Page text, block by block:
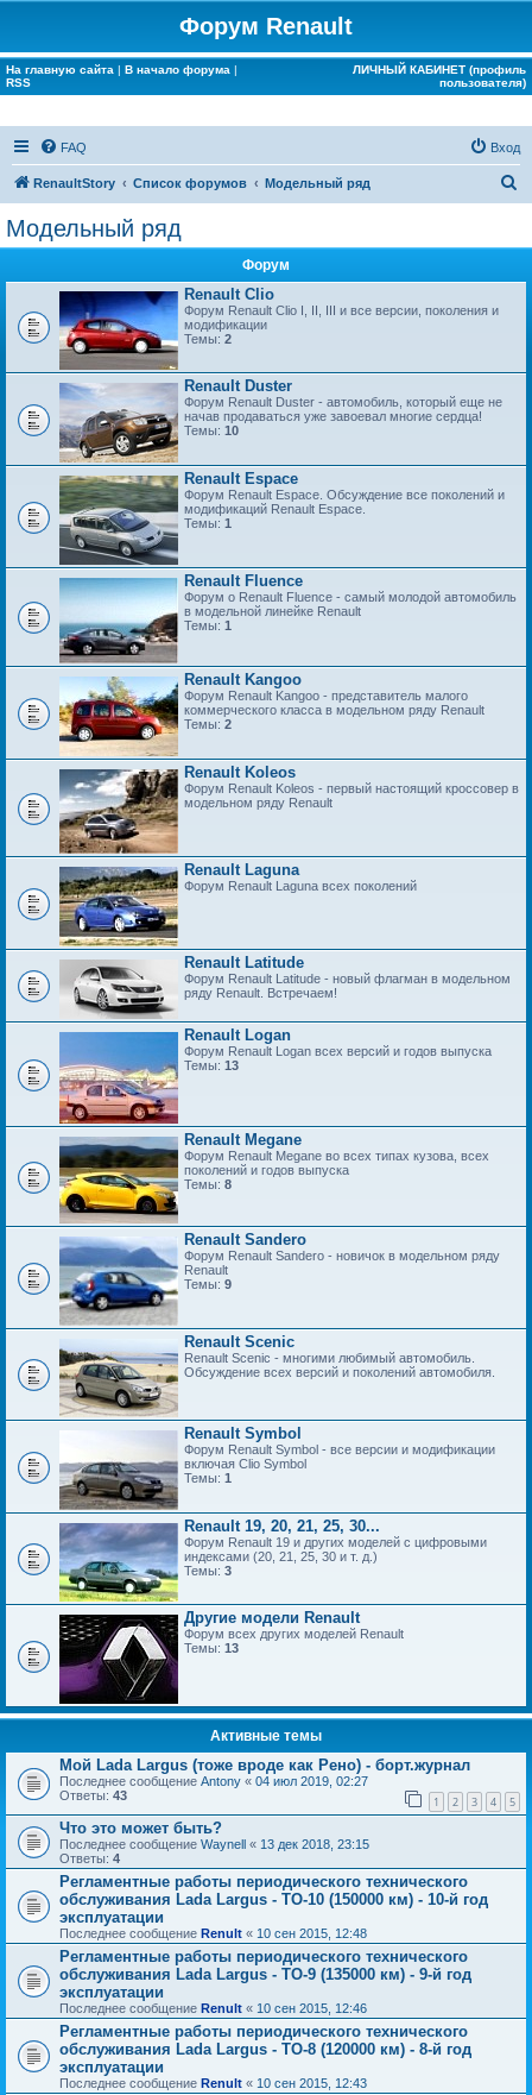
Форум Renault
На главную сайта | В начало форума |
RSS
ЛИЧНЫЙ КАБИНЕТ (профиль
пользователя)
FAQ Вход
RenaultStory Список форумов Модельный ряд
Модельный ряд
Форум
Renault Clio
Форум Renault Clio I, II, III и все версии, поколения и
модификации
Темы: 2
Renault Duster
Форум Renault Duster - автомобиль, который еще не
начав продаваться уже завоевал многие сердца!
Темы: 10
Renault Espace
Форум Renault Espace. Обсуждение все поколений и
модификаций Renault Espace.
Темы: 1
Renault Fluence
Форум о Renault Fluence - самый молодой автомобиль
в модельной линейке Renault
Темы: 1
Renault Kangoo
Форум Renault Kangoo - представитель малого
коммерческого класса в модельном ряду Renault
Темы: 2
Renault Koleos
Форум Renault Koleos - первый настоящий кроссовер в
модельном ряду Renault
Renault Laguna
Форум Renault Laguna всех поколений
Renault Latitude
Форум Renault Latitude - новый флагман в модельном
ряду Renault. Встречаем!
Renault Logan
Форум Renault Logan всех версий и годов выпуска
Темы: 13
Renault Megane
Форум Renault Megane во всех типах кузова, всех
поколений и годов выпуска
Темы: 8
Renault Sandero
Форум Renault Sandero - новичок в модельном ряду
Renault
Темы: 9
Renault Scenic
Renault Scenic - многими любимый автомобиль.
Обсуждение всех версий и поколений автомобиля.
Renault Symbol
Форум Renault Symbol - все версии и модификации
включая Clio Symbol
Темы: 1
Renault 19, 20, 21, 25, 30...
Форум Renault 19 и других моделей с цифровыми
индексами (20, 21, 25, 30 и т. д.)
Темы: 3
Другие модели Renault
Форум всех других моделей Renault
Темы: 13
Активные темы
Мой Lada Largus (тоже вроде как Рено) - борт.журнал
Последнее сообщение Antony « 04 июл 2019, 02:27
Ответы: 43 1 2 3 4 5
Что это может быть?
Последнее сообщение Waynell « 13 дек 2018, 23:15
Ответы: 4
Регламентные работы периодического технического
обслуживания Lada Largus - ТО-10 (150000 км) - 10-й год
эксплуатации
Последнее сообщение Renult « 10 сен 2015, 12:48
Регламентные работы периодического технического
обслуживания Lada Largus - ТО-9 (135000 км) - 9-й год
эксплуатации
Последнее сообщение Renult « 10 сен 2015, 12:46
Регламентные работы периодического технического
обслуживания Lada Largus - ТО-8 (120000 км) - 8-й год
эксплуатации
Последнее сообщение Renult « 10 сен 2015, 12:43